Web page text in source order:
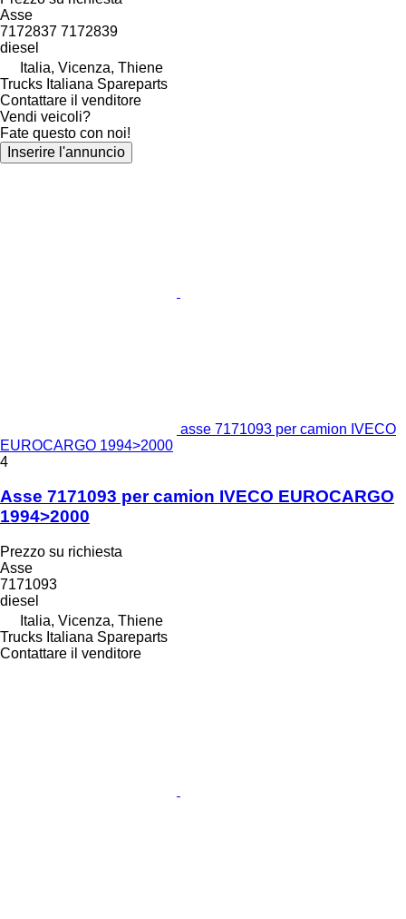
Asse
7172837 7172839
diesel
Italia, Vicenza, Thiene
Trucks Italiana Spareparts
Contattare il venditore
Vendi veicoli?
Fate questo con noi!
Inserire l'annuncio
asse 7171093 per camion IVECO
EUROCARGO 1994>2000
4
Asse 7171093 per camion IVECO EUROCARGO
1994>2000
Prezzo su richiesta
Asse
7171093
diesel
Italia, Vicenza, Thiene
Trucks Italiana Spareparts
Contattare il venditore